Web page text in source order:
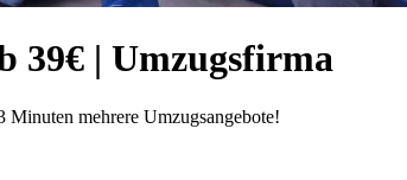
39€ | Umzugsfirma
Minuten mehrere Umzugsangebote!